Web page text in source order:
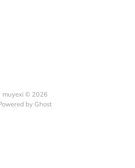
muyexi © 2026
by Ghost